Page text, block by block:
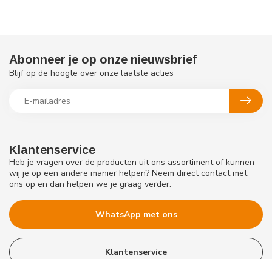
Klantenservice
Heb je vragen over de producten uit ons assortiment of kunnen
wij je op een andere manier helpen? Neem direct contact met
ons op en dan helpen we je graag verder.
WhatsApp met ons
Klantenservice
Abonneer je op onze nieuwsbrief
Blijf op de hoogte over onze laatste acties